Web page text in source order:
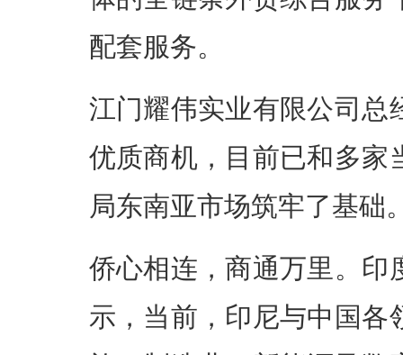
配套服务。
江门耀伟实业有限公司总
优质商机，目前已和多家
局东南亚市场筑牢了基础
侨心相连，商通万里。印
示，当前，印尼与中国各